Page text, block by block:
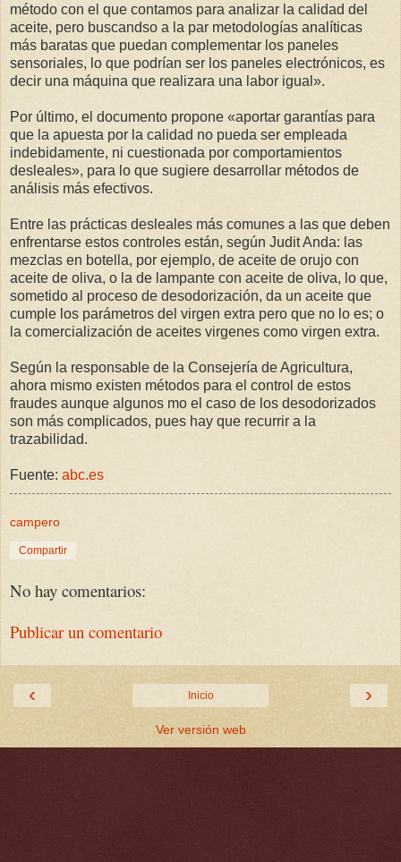
método con el que contamos para analizar la calidad del
aceite, pero buscandso a la par metodologías analíticas
más baratas que puedan complementar los paneles
sensoriales, lo que podrían ser los paneles electrónicos, es
decir una máquina que realizara una labor igual».
Por último, el documento propone «aportar garantías para
que la apuesta por la calidad no pueda ser empleada
indebidamente, ni cuestionada por comportamientos
desleales», para lo que sugiere desarrollar métodos de
análisis más efectivos.
Entre las prácticas desleales más comunes a las que deben
enfrentarse estos controles están, según Judit Anda: las
mezclas en botella, por ejemplo, de aceite de orujo con
aceite de oliva, o la de lampante con aceite de oliva, lo que,
sometido al proceso de desodorización, da un aceite que
cumple los parámetros del virgen extra pero que no lo es; o
la comercialización de aceites virgenes como virgen extra.
Según la responsable de la Consejería de Agricultura,
ahora mismo existen métodos para el control de estos
fraudes aunque algunos mo el caso de los desodorizados
son más complicados, pues hay que recurrir a la
trazabilidad.
Fuente: abc.es
campero
Compartir
No hay comentarios:
Publicar un comentario
‹ ›
Inicio
Ver versión web